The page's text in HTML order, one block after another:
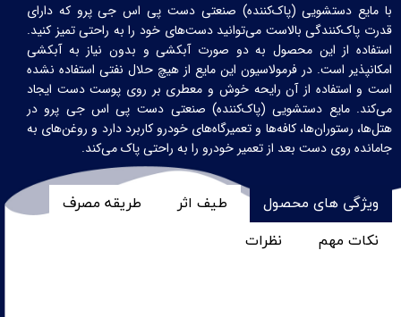
با مایع دستشویی (پاک‌کننده) صنعتی دست پی اس جی پرو که دارای
قدرت پاک‌کنندگی بالاست می‌توانید دست‌های خود را به راحتی تمیز کنید.
استفاده از این محصول به دو صورت آبکشی و بدون نیاز به آبکشی
امکانپذیر است. در فرمولاسیون این مایع از هیچ حلال نفتی استفاده نشده
است و استفاده از آن رایحه خوش و معطری بر روی پوست دست ایجاد
می‌کند. مایع دستشویی (پاک‌کننده) صنعتی دست پی اس جی پرو در
هتل‌ها، رستورانها، کافه‌ها و تعمیرگاه‌های خودرو کاربرد دارد و روغن‌های به
جامانده روی دست بعد از تعمیر خودرو را به راحتی پاک می‌کند.
ویژگی های محصول طیف اثر
طریقه مصرف
نکات مهم
نظرات